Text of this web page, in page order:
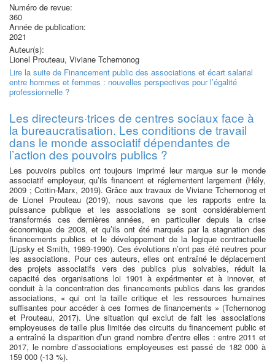
Numéro de revue:
360
Année de publication:
2021
Auteur(s):
Lionel Prouteau, Viviane Tchernonog
Lire la suite de Financement public des associations et écart salarial
entre hommes et femmes : nouvelles perspectives pour l’égalité
professionnelle ?
Les directeurs·trices de centres sociaux face à
la bureaucratisation. Les conditions de travail
dans le monde associatif dépendantes de
l’action des pouvoirs publics ?
Les pouvoirs publics ont toujours imprimé leur marque sur le monde
associatif employeur, qu’ils financent et réglementent largement (Hély,
2009 ; Cottin-Marx, 2019). Grâce aux travaux de Viviane Tchernonog et
de Lionel Prouteau (2019), nous savons que les rapports entre la
puissance publique et les associations se sont considérablement
transformés ces dernières années, en particulier depuis la crise
économique de 2008, et qu’ils ont été marqués par la stagnation des
financements publics et le développement de la logique contractuelle
(Lipsky et Smith, 1989-1990). Ces évolutions n’ont pas été neutres pour
les associations. Pour ces auteurs, elles ont entraîné le déplacement
des projets associatifs vers des publics plus solvables, réduit la
capacité des organisations loi 1901 à expérimenter et à innover, et
conduit à la concentration des financements publics dans les grandes
associations, « qui ont la taille critique et les ressources humaines
suffisantes pour accéder à ces formes de financements » (Tchernonog
et Prouteau, 2017). Une situation qui exclut de fait les associations
employeuses de taille plus limitée des circuits du financement public et
a entraîné la disparition d’un grand nombre d’entre elles : entre 2011 et
2017, le nombre d’associations employeuses est passé de 182 000 à
159 000 (-13 %).